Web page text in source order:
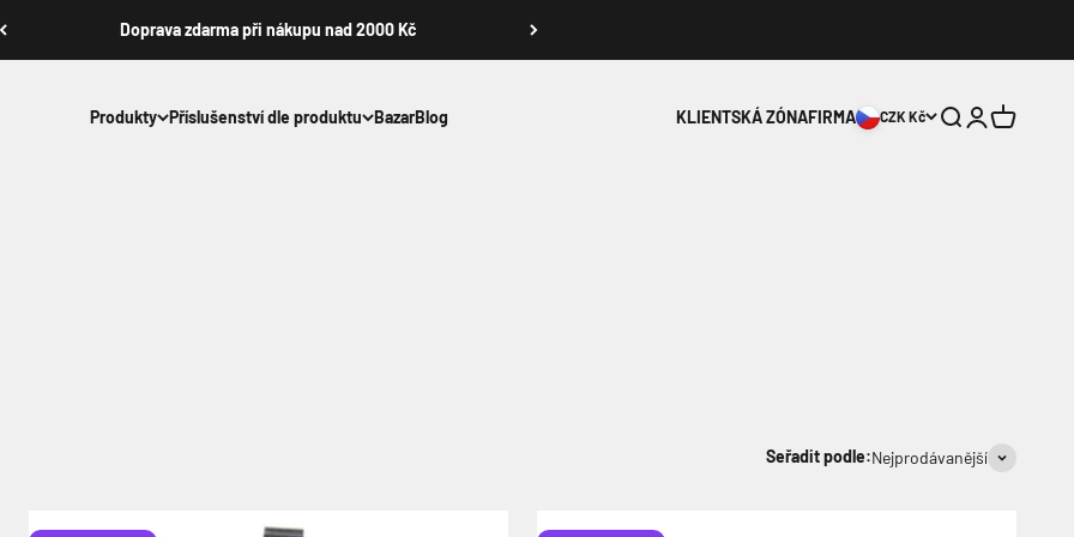
Doprava zdarma při nákupu nad 2000 Kč
Produkty Příslušenství dle produktu BazarBlog
KLIENTSKÁ ZÓNAFIRMA CZK Kč HledatPřihlášení
Košík
Seřadit podle:Nejprodávanější